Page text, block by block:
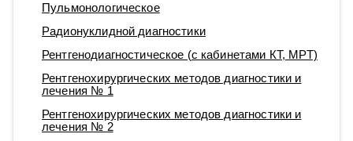
Пульмонологическое
Радионуклидной диагностики
Рентгенодиагностическое (с кабинетами КТ, МРТ)
Рентгенохирургических методов диагностики и
лечения № 1
Рентгенохирургических методов диагностики и
лечения № 2